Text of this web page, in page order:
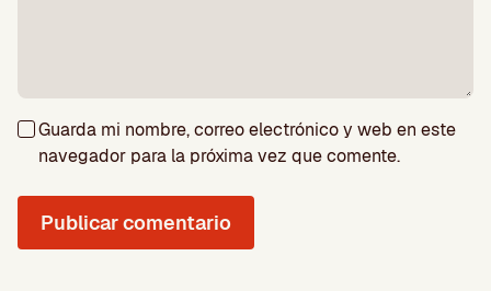
Guarda mi nombre, correo electrónico y web en este
navegador para la próxima vez que comente.